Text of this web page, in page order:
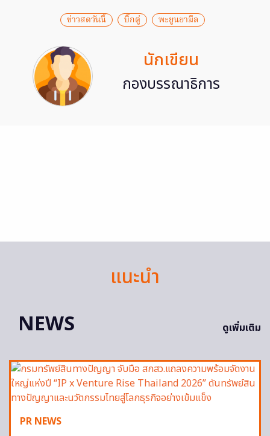
ข่าวสดวันนี้ บิ๊กตู่ พะยูนยามีล
นักเขียน
กองบรรณาธิการ
แนะนำ
NEWS
ดูเพิ่มเติม
PR NEWS